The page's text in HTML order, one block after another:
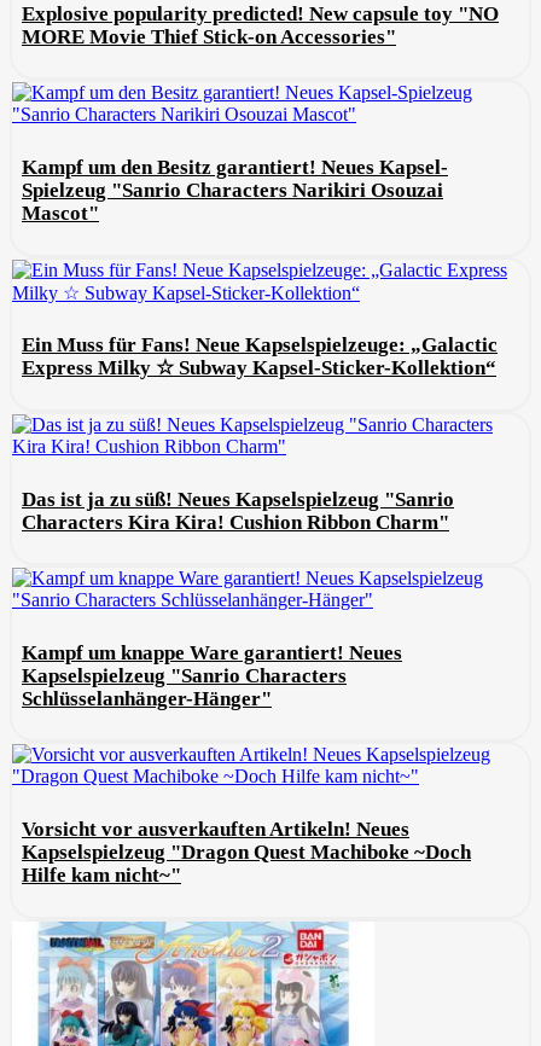
Explosive popularity predicted! New capsule toy "NO
MORE Movie Thief Stick-on Accessories"
Kampf um den Besitz garantiert! Neues Kapsel-
Spielzeug "Sanrio Characters Narikiri Osouzai
Mascot"
Ein Muss für Fans! Neue Kapselspielzeuge: „Galactic
Express Milky ☆ Subway Kapsel-Sticker-Kollektion“
Das ist ja zu süß! Neues Kapselspielzeug "Sanrio
Characters Kira Kira! Cushion Ribbon Charm"
Kampf um knappe Ware garantiert! Neues
Kapselspielzeug "Sanrio Characters
Schlüsselanhänger-Hänger"
Vorsicht vor ausverkauften Artikeln! Neues
Kapselspielzeug "Dragon Quest Machiboke ~Doch
Hilfe kam nicht~"